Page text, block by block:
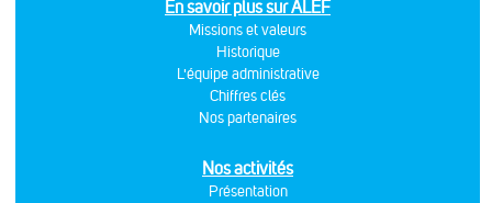
En savoir plus sur ALEF
Missions et valeurs
Historique
L'équipe administrative
Chiffres clés
Nos partenaires
Nos activités
Présentation